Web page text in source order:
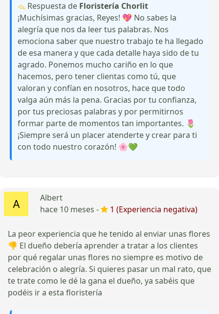
Respuesta de Floristería Chorlit
¡Muchísimas gracias, Reyes! 💖 No sabes la
alegría que nos da leer tus palabras. Nos
emociona saber que nuestro trabajo te ha llegado
de esa manera y que cada detalle haya sido de tu
agrado. Ponemos mucho cariño en lo que
hacemos, pero tener clientas como tú, que
valoran y confían en nosotros, hace que todo
valga aún más la pena. Gracias por tu confianza,
por tus preciosas palabras y por permitirnos
formar parte de momentos tan importantes. 🌷
¡Siempre será un placer atenderte y crear para ti
con todo nuestro corazón! 🌸💚
Albert
hace 10 meses -
1 (Experiencia negativa)
La peor experiencia que he tenido al enviar unas flores
👎 El dueño debería aprender a tratar a los clientes
por qué regalar unas flores no siempre es motivo de
celebración o alegría. Si quieres pasar un mal rato, que
te trate como le dé la gana el dueño, ya sabéis que
podéis ir a esta floristería